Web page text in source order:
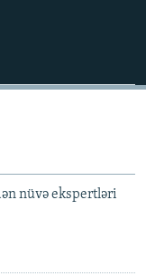
nüvə ekspertləri